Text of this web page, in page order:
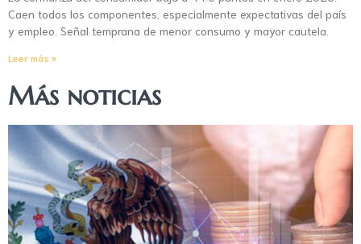
Caen todos los componentes, especialmente expectativas del país
y empleo. Señal temprana de menor consumo y mayor cautela.
Leer más »
Más noticias